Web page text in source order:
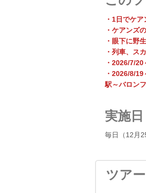
・1日でケ
・ケアンズ
・眼下に野
・列車、ス
・2026/7/
・2026/8/
駅～バロン
実施日
毎日（12月
ツア